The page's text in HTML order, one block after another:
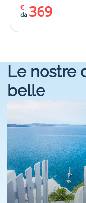
da 369
€
Le nostre
belle